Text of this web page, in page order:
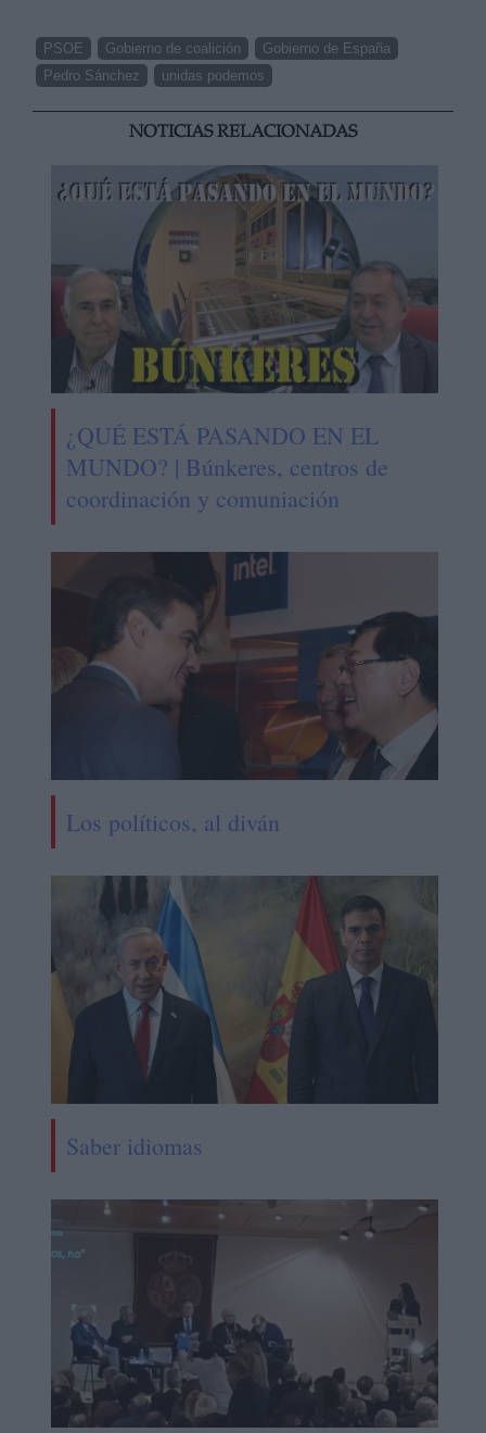
PSOE Gobierno de coalición
Gobierno de España
Pedro Sánchez
unidas podemos
NOTICIAS RELACIONADAS
¿QUÉ ESTÁ PASANDO EN EL
MUNDO? | Búnkeres, centros de
coordinación y comuniación
Los políticos, al diván
Saber idiomas